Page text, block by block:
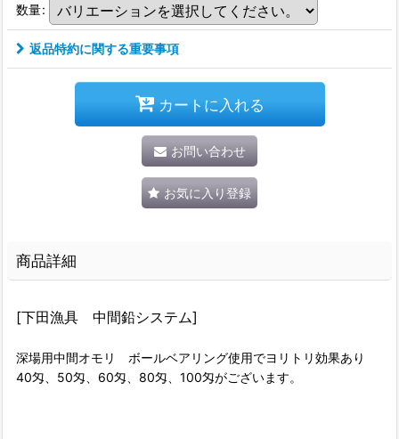
数量:
返品特約に関する重要事項
カートに入れる
お問い合わせ
お気に入り登録
商品詳細
[下田漁具 中間鉛システム]
深場用中間オモリ ボールベアリング使用でヨリトリ効果あり
40匁、50匁、60匁、80匁、100匁がございます。